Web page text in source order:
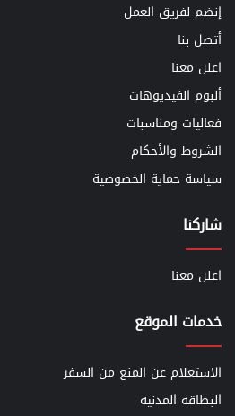
إنضم لفريق العمل
أتصل بنا
اعلن معنا
ألبوم الفيديوهات
فعاليات ومناسبات
الشروط والأحكام
سياسة حماية الخصوصية
شاركنا
اعلن معنا
خدمات الموقع
الاستعلام عن المنع من السفر
البطاقه المدنيه